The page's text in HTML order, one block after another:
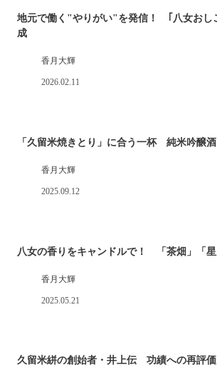
地元で働く"やりがい"を発信！ ｢八女おし
成
香月大輝
2026.02.11
「久留米焼きとり」に合う一杯 純米吟醸酒
香月大輝
2025.09.12
八女の香りをキャンドルで！ 「茶畑」「
香月大輝
2025.05.21
久留米絣の創始者・井上伝 功績への再評